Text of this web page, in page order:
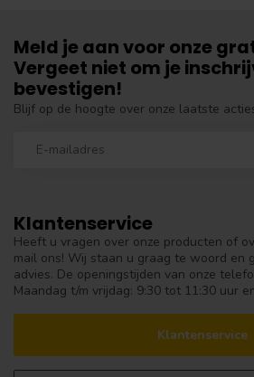
Klantenservice
Heeft u vragen over onze producten of
mail ons! Wij staan u graag te woord en
advies. De openingstijden van onze
Maandag t/m vrijdag: 9:30 tot 11:30 uur
Klantenservice
Meld je aan voor onze
Vergeet niet om je
bevestigen!
Blijf op de hoogte over onze laatste